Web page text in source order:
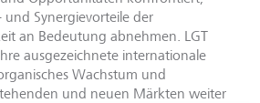
Synergievorteile der
an Bedeutung abnehmen. LGT
ausgezeichnete internationale
Wachstum und
und neuen Märkten weiter